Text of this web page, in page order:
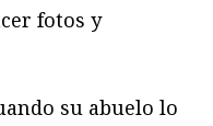
fotos y
su abuelo lo